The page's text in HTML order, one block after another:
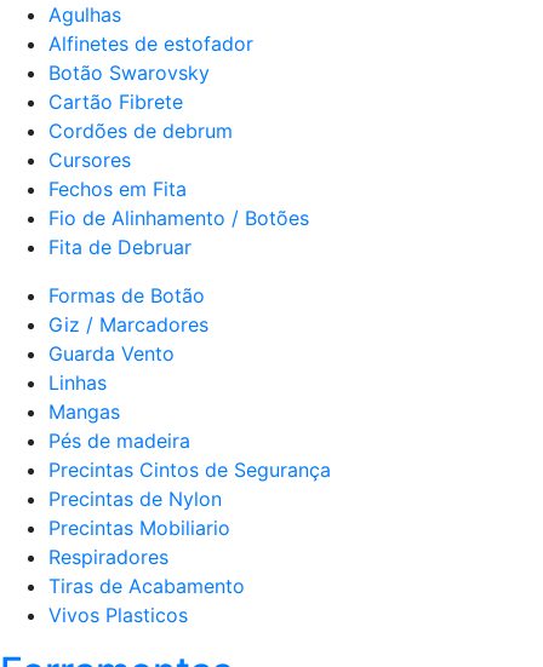
Agulhas
Alfinetes de estofador
Botão Swarovsky
Cartão Fibrete
Cordões de debrum
Cursores
Fechos em Fita
Fio de Alinhamento / Botões
Fita de Debruar
Formas de Botão
Giz / Marcadores
Guarda Vento
Linhas
Mangas
Pés de madeira
Precintas Cintos de Segurança
Precintas de Nylon
Precintas Mobiliario
Respiradores
Tiras de Acabamento
Vivos Plasticos